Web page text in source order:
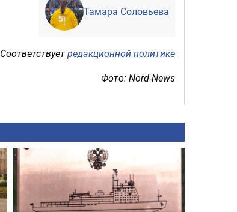
Тамара Соловьева
Соответствуетредакционной политике
Фото: Nord-News